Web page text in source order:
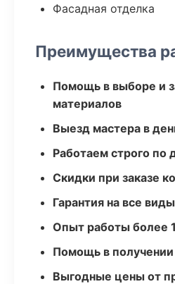
Фасадная отделка
Преимущества
Помощь в выборе и
материалов
Выезд мастера в
Работаем строго по
Скидки при заказе
Гарантия на все
Опыт работы более
Помощь в
Выгодные цены от